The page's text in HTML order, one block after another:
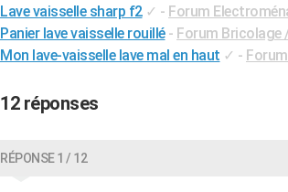
Lave vaisselle sharp f2 ✓ - Forum
Panier lave vaisselle rouillé - Forum Bricolage
Mon lave-vaisselle lave mal en haut ✓ -
12 réponses
RÉPONSE 1 / 12